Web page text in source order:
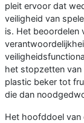
pleit ervoor dat
veiligheid van
is. Het beoordelen
het stopzetten
plastic beker tot
die dan
Het hoofddoel